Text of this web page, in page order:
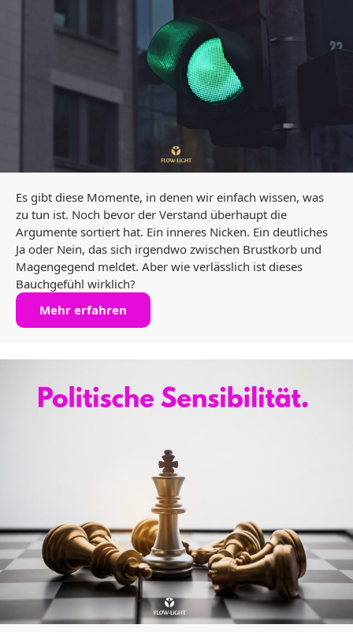
Es gibt diese Momente, in denen wir einfach wissen, was
zu tun ist. Noch bevor der Verstand überhaupt die
Argumente sortiert hat. Ein inneres Nicken. Ein deutliches
Ja oder Nein, das sich irgendwo zwischen Brustkorb und
Magengegend meldet. Aber wie verlässlich ist dieses
Bauchgefühl wirklich?
Mehr erfahren